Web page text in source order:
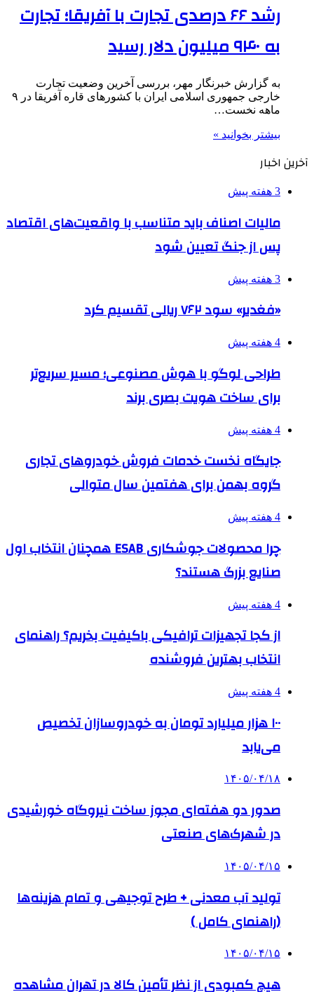
رشد ۶۶ درصدی تجارت با آفریقا؛ تجارت
به ۹۴۰ میلیون دلار رسید
به گزارش خبرنگار مهر، بررسی آخرین وضعیت تجارت
خارجی جمهوری اسلامی ایران با کشورهای قاره آفریقا در ۹
ماهه نخست…
بیشتر بخوانید »
آخرین اخبار
3 هفته پیش
مالیات اصناف باید متناسب با واقعیت‌های اقتصاد
پس از جنگ تعیین شود
3 هفته پیش
«فغدیر» سود ۷۶۲ ریالی تقسیم کرد
4 هفته پیش
طراحی لوگو با هوش مصنوعی؛ مسیر سریع‌تر
برای ساخت هویت بصری برند
4 هفته پیش
جایگاه نخست خدمات فروش خودروهای تجاری
گروه بهمن برای هفتمین سال متوالی
4 هفته پیش
چرا محصولات جوشکاری ESAB همچنان انتخاب اول
صنایع بزرگ هستند؟
4 هفته پیش
از کجا تجهیزات ترافیکی باکیفیت بخریم؟ راهنمای
انتخاب بهترین فروشنده
4 هفته پیش
۱۰۰ هزار میلیارد تومان به خودروسازان تخصیص
می‌یابد
۱۴۰۵/۰۴/۱۸
صدور دو هفته‌ای مجوز ساخت نیروگاه خورشیدی
در شهرک‌های صنعتی
۱۴۰۵/۰۴/۱۵
تولید آب معدنی + طرح توجیهی و تمام هزینه‌ها
(راهنمای کامل )
۱۴۰۵/۰۴/۱۵
هیچ کمبودی از نظر تأمین کالا در تهران مشاهده